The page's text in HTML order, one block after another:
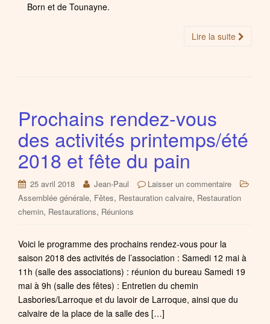
Born et de Tounayne.
Lire la suite
Prochains rendez-vous
des activités printemps/été
2018 et fête du pain
25 avril 2018 Jean-Paul
Laisser un commentaire
Assemblée générale, Fêtes, Restauration calvaire, Restauration
chemin, Restaurations, Réunions
Voici le programme des prochains rendez-vous pour la
saison 2018 des activités de l’association : Samedi 12 mai à
11h (salle des associations) : réunion du bureau Samedi 19
mai à 9h (salle des fêtes) : Entretien du chemin
Lasbories/Larroque et du lavoir de Larroque, ainsi que du
calvaire de la place de la salle des […]